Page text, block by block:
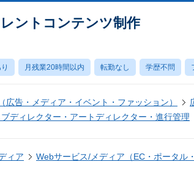
レントコンテンツ制作
月残業20時間以内 転勤なし 学歴不問
広告・メディア・イベント・ファッション）
ディレクター・アートディレクター・進行管理
ィア Webサービス/メディア（EC・ポータル